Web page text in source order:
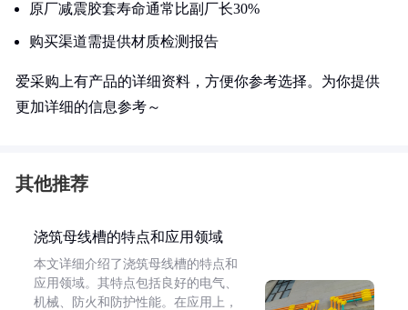
原厂减震胶套寿命通常比副厂长30%
购买渠道需提供材质检测报告
爱采购上有产品的详细资料，方便你参考选择。为你提供
更加详细的信息参考～
其他推荐
浇筑母线槽的特点和应用领域
本文详细介绍了浇筑母线槽的特点和
应用领域。其特点包括良好的电气、
机械、防火和防护性能。在应用上，